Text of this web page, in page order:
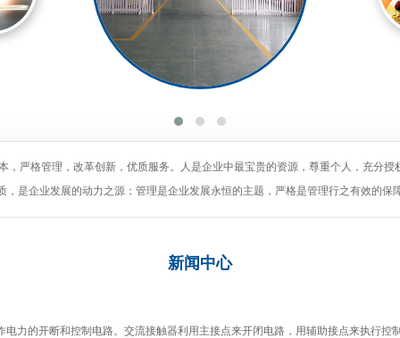
，严格管理，改革创新，优质服务。人是企业中最宝贵的资源，尊重个人，充分授
，是企业发展的动力之源；管理是企业发展永恒的主题，严格是管理行之有效的保
新闻 中心
电力的开断和控制电路。交流接触器利用主接点来开闭电路，用辅助接点来执行控